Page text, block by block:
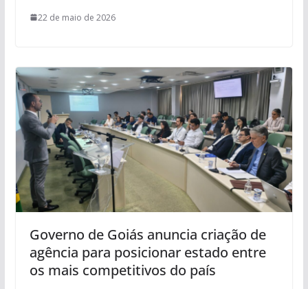
22 de maio de 2026
Governo de Goiás anuncia criação de
agência para posicionar estado entre
os mais competitivos do país